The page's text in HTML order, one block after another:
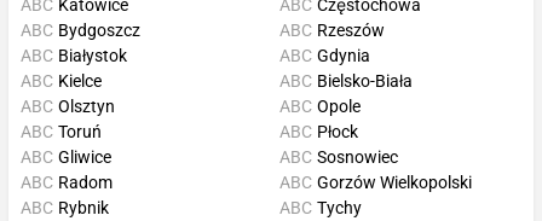
ABC Katowice
ABC Bydgoszcz
ABC Białystok
ABC Kielce
ABC Częstochowa
ABC Rzeszów
ABC Gdynia
ABC Bielsko-Biała
ABC Olsztyn
ABC Toruń
ABC Gliwice
ABC Radom
ABC Opole
ABC Płock
ABC Sosnowiec
ABC Gorzów Wielkopolski
ABC Rybnik
ABC Tychy